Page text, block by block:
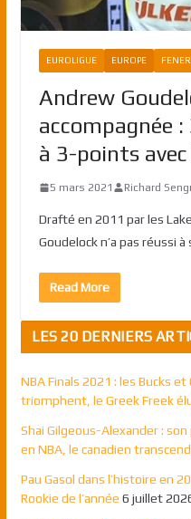
EUROLIGUE EUROPE
Andrew
accompagnée
à 3-points
5 mars 2021 Richard
Drafté en 2011 par les
Goudelock n’a pas réussi
Read More
LES 20 DERNIERS
NBA Finals 2021 : les Bucks
triomphent, le Greek Freek
Shai Gilgeous-Alexander :
en NBA, le canadien
Pau Gasol dans l’histoire en
Rookie de l’année 6 juillet